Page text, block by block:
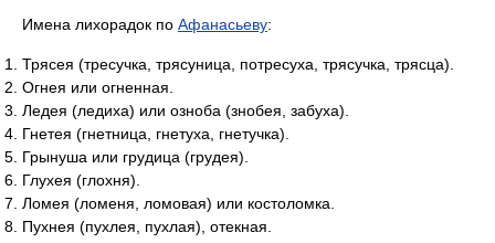
Имена лихорадок по Афанасьеву:
Трясея (тресучка, трясуница, потресуха, трясучка, трясца).
Огнея или огненная.
Ледея (ледиха) или озноба (знобея, забуха).
Гнетея (гнетница, гнетуха, гнетучка).
Грынуша или грудица (грудея).
Глухея (глохня).
Ломея (ломеня, ломовая) или костоломка.
Пухнея (пухлея, пухлая), отекная.